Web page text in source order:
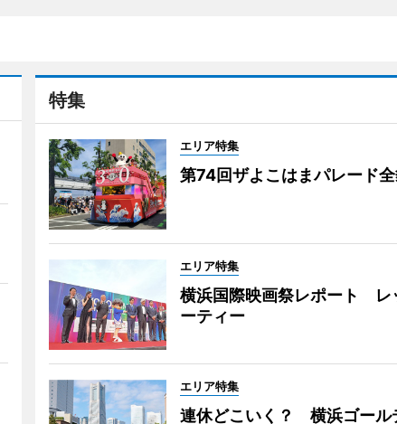
特集
エリア特集
第74回ザよこはまパレード
エリア特集
横浜国際映画祭レポート レ
ーティー
エリア特集
連休どこいく？ 横浜ゴール